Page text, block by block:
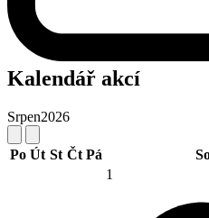
Kalendář akcí
Srpen2026
Po Út St Čt Pá
1